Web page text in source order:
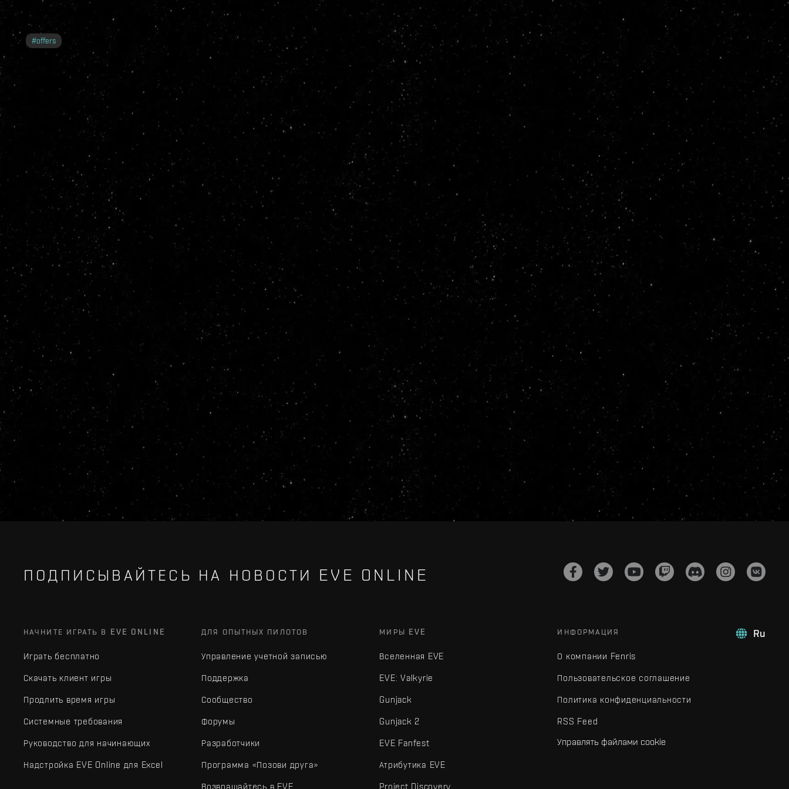
#offers
ПОДПИСЫВАЙТЕСЬ НА НОВОСТИ EVE ONLINE
Ru
НАЧНИТЕ ИГРАТЬ В EVE ONLINE
Играть бесплатно
Скачать клиент игры
Продлить время игры
Системные требования
Руководство для начинающих
Надстройка EVE Online для Excel
ДЛЯ ОПЫТНЫХ ПИЛОТОВ
Управление учетной записью
Поддержка
Сообщество
Форумы
Разработчики
Программа «Позови друга»
Возвращайтесь в EVE
МИРЫ EVE
Вселенная EVE
EVE: Valkyrie
Gunjack
Gunjack 2
EVE Fanfest
Атрибутика EVE
Project Discovery
ИНФОРМАЦИЯ
О компании Fenris
Пользовательское соглашение
Политика конфиденциальности
RSS Feed
Управлять файлами cookie